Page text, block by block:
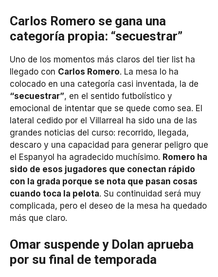
Carlos Romero se gana una
categoría propia: “secuestrar”
Uno de los momentos más claros del tier list ha
llegado con Carlos Romero. La mesa lo ha
colocado en una categoría casi inventada, la de
“secuestrar”, en el sentido futbolístico y
emocional de intentar que se quede como sea. El
lateral cedido por el Villarreal ha sido una de las
grandes noticias del curso: recorrido, llegada,
descaro y una capacidad para generar peligro que
el Espanyol ha agradecido muchísimo. Romero ha
sido de esos jugadores que conectan rápido
con la grada porque se nota que pasan cosas
cuando toca la pelota. Su continuidad será muy
complicada, pero el deseo de la mesa ha quedado
más que claro.
Omar suspende y Dolan aprueba
por su final de temporada